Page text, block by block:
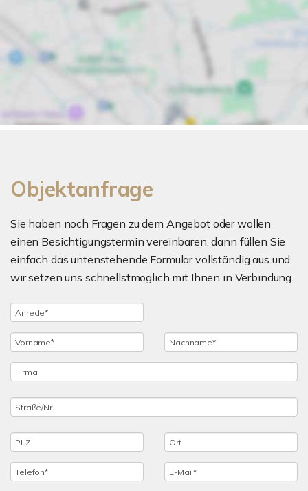
Objektanfrage
Sie haben noch Fragen zu dem Angebot oder wollen
einen Besichtigungstermin vereinbaren, dann füllen Sie
einfach das untenstehende Formular vollständig aus und
wir setzen uns schnellstmöglich mit Ihnen in Verbindung.